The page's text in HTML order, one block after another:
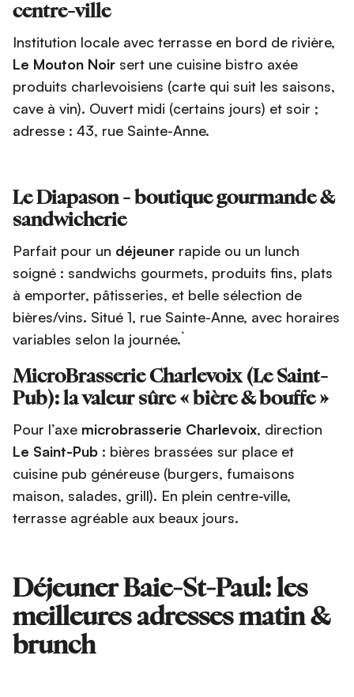
centre-ville
Institution locale avec terrasse en bord de rivière,
Le Mouton Noir sert une cuisine bistro axée
produits charlevoisiens (carte qui suit les saisons,
cave à vin). Ouvert midi (certains jours) et soir ;
adresse : 43, rue Sainte-Anne.
Le Diapason - boutique gourmande &
sandwicherie
Parfait pour un déjeuner rapide ou un lunch
soigné : sandwichs gourmets, produits fins, plats
à emporter, pâtisseries, et belle sélection de
bières/vins. Situé 1, rue Sainte-Anne, avec horaires
variables selon la journée.``
MicroBrasserie Charlevoix (Le Saint-
Pub): la valeur sûre « bière & bouffe »
Pour l’axe microbrasserie Charlevoix, direction
Le Saint-Pub : bières brassées sur place et
cuisine pub généreuse (burgers, fumaisons
maison, salades, grill). En plein centre-ville,
terrasse agréable aux beaux jours.
Déjeuner Baie-St-Paul: les
meilleures adresses matin &
brunch